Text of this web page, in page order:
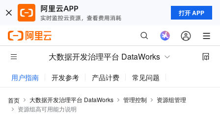
打开 APP
大数据开发治理平台 DataWorks
用户指南 开发参考 产品计费 常见问题
首页 大数据开发治理平台 DataWorks 管理控制
资源组管理
资源组高可用能力说明